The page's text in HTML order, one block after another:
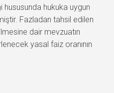
hususunda hukuka uygun
Fazladan tahsil edilen
dair mevzuatın
yasal faiz oranının